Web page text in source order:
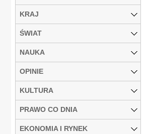
KRAJ
ŚWIAT
NAUKA
OPINIE
KULTURA
PRAWO CO DNIA
EKONOMIA I RYNEK